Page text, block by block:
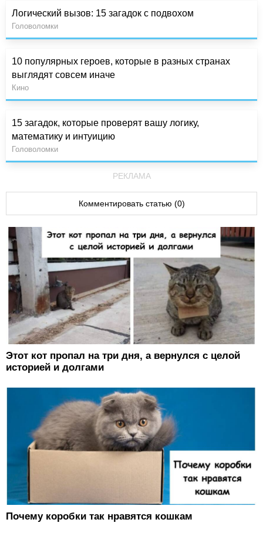
Логический вызов: 15 загадок с подвохом
Головоломки
10 популярных героев, которые в разных странах
выглядят совсем иначе
Кино
15 загадок, которые проверят вашу логику,
математику и интуицию
Головоломки
РЕКЛАМА
Комментировать статью (0)
Этот кот пропал на три дня, а вернулся с целой
историей и долгами
Почему коробки так нравятся кошкам